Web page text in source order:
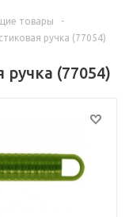
товары
-
ручка (77054)
(77054)